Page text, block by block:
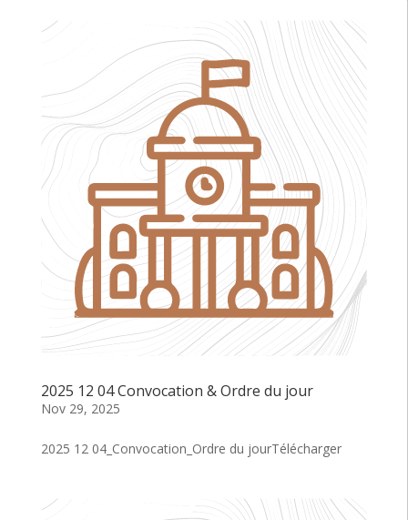
2025 12 04 Convocation & Ordre du jour
Nov 29, 2025
2025 12 04_Convocation_Ordre du jourTélécharger